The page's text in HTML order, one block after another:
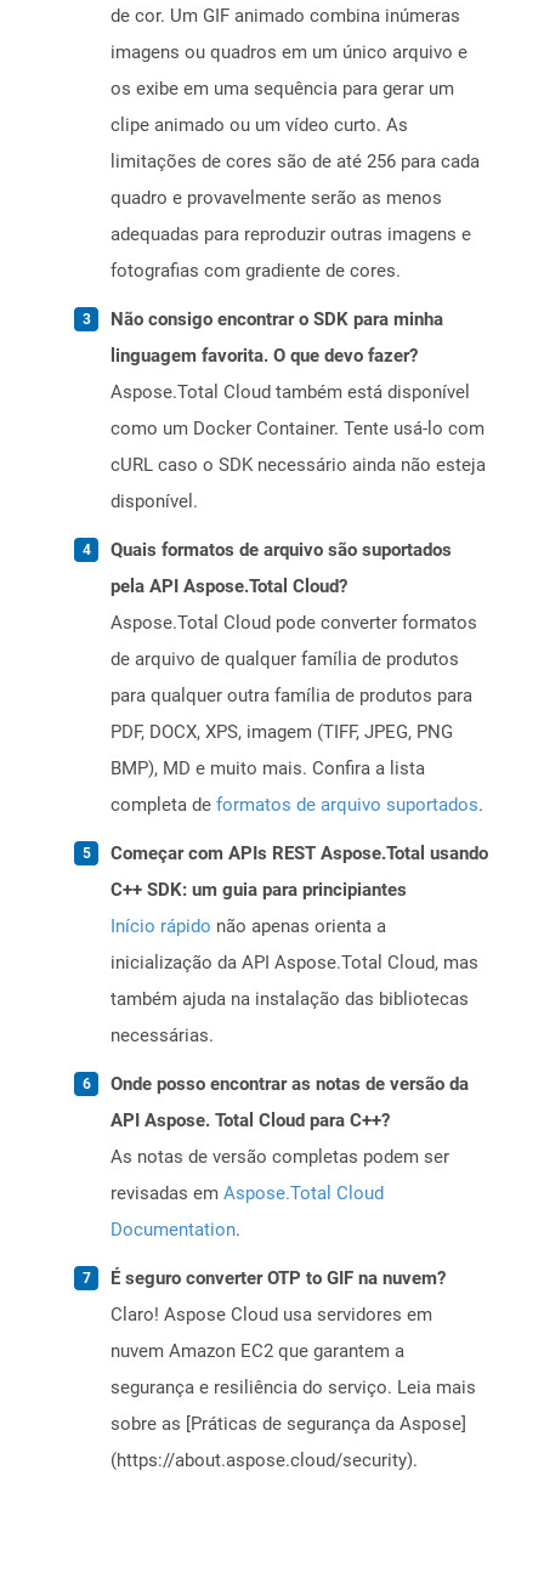
de cor. Um GIF animado combina inúmeras
imagens ou quadros em um único arquivo e
os exibe em uma sequência para gerar um
clipe animado ou um vídeo curto. As
limitações de cores são de até 256 para cada
quadro e provavelmente serão as menos
adequadas para reproduzir outras imagens e
fotografias com gradiente de cores.
Não consigo encontrar o SDK para minha
linguagem favorita. O que devo fazer?
Aspose.Total Cloud também está disponível
como um Docker Container. Tente usá-lo com
cURL caso o SDK necessário ainda não esteja
disponível.
Quais formatos de arquivo são suportados
pela API Aspose.Total Cloud?
Aspose.Total Cloud pode converter formatos
de arquivo de qualquer família de produtos
para qualquer outra família de produtos para
PDF, DOCX, XPS, imagem (TIFF, JPEG, PNG
BMP), MD e muito mais. Confira a lista
completa de formatos de arquivo suportados.
Começar com APIs REST Aspose.Total usando
C++ SDK: um guia para principiantes
Início rápido não apenas orienta a
inicialização da API Aspose.Total Cloud, mas
também ajuda na instalação das bibliotecas
necessárias.
Onde posso encontrar as notas de versão da
API Aspose. Total Cloud para C++?
As notas de versão completas podem ser
revisadas em Aspose.Total Cloud
Documentation.
É seguro converter OTP to GIF na nuvem?
Claro! Aspose Cloud usa servidores em
nuvem Amazon EC2 que garantem a
segurança e resiliência do serviço. Leia mais
sobre as [Práticas de segurança da Aspose]
(https://about.aspose.cloud/security).